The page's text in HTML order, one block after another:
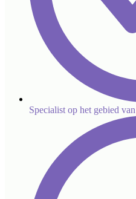
Specialist op het gebied